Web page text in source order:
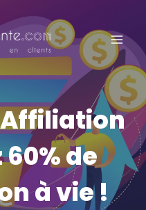
de
à vie !